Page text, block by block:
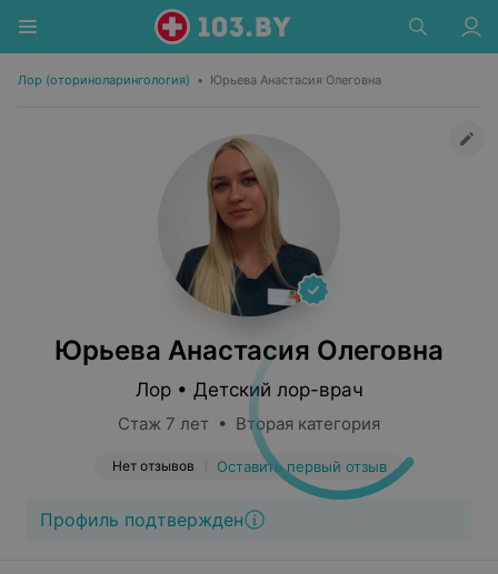
Лор (оториноларингология) • Юрьева Анастасия Олеговна
Юрьева Анастасия Олеговна
Лор • Детский лор-врач
Стаж 7 лет • Вторая категория
Нет отзывов Оставить первый отзыв
Профиль подтвержден